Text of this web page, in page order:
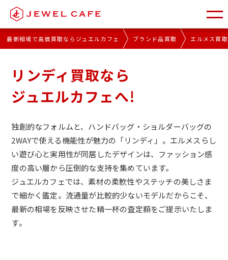
最新相場で高価買取ならジュエルカフェ ブランド品買取 エルメス買取
リンディ買取なら
ジュエルカフェへ!
独創的なフォルムと、ハンドバッグ・ショルダーバッグの
2WAYで使える機能性が魅力の「リンディ」。エルメスらし
い遊び心と実用性が同居したデザインは、ファッション感
度の高い層から圧倒的な支持を集めています。
ジュエルカフェでは、素材の柔軟性やステッチの美しさま
で細かく鑑定。流通量が比較的少ないモデルだからこそ、
最新の相場を反映させた精一杯の査定額をご提示いたしま
す。